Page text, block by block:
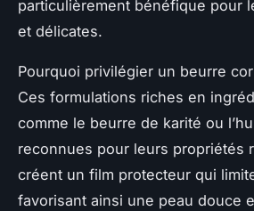
particulièrement bénéfique pour
et délicates.
Pourquoi privilégier un beurre
Ces formulations riches en
comme le beurre de karité ou
reconnues pour leurs propriétés
créent un film protecteur qui
favorisant ainsi une peau douce